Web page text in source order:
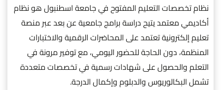
نظام تخصصات التعليم المفتوح في جامعة اسطنبول هو نظام
أكاديمي معتمد يتيح دراسة برامج جامعية عن بعد عبر منصة
تعليم إلكترونية تعتمد على المحاضرات الرقمية والاختبارات
المنظمة، دون الحاجة للحضور اليومي، مع توفير مرونة في
التعلم والحصول على شهادات رسمية في تخصصات متعددة
تشمل البكالوريوس والدبلوم وإكمال الدرجة.